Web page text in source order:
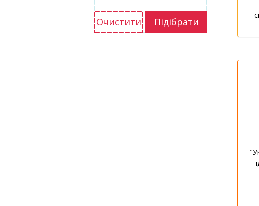
Очистити Підібрати